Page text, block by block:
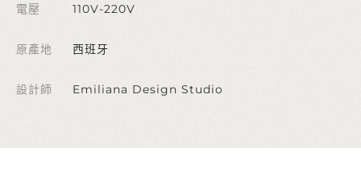
電壓 110V-220V
原產地 西班牙
設計師 Emiliana Design Studio